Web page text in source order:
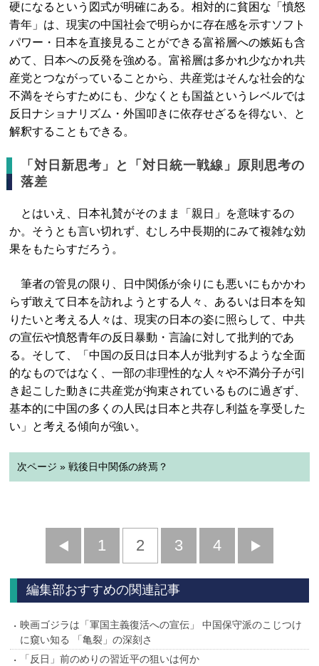
硬になるという図式が明確にある。相対的に貧困な「憤怒
青年」は、現実の中国社会で明らかに存在感を示すソフト
パワー・日本を直接見ることができる富裕層への嫉妬も含
めて、日本への反発を強める。富裕層は多かれ少なかれ共
産党とつながっていることから、共産党はそんな社会的な
不満をそらすためにも、少なくとも国益というレベルでは
反日ナショナリズム・外国叩きに依存せざるを得ない、と
解釈することもできる。
「対日新思考」と「対日統一戦線」原則思考の
落差
とはいえ、日本礼賛がそのまま「親日」を意味するの
か。そうとも言い切れず、むしろ中長期的にみて複雑な効
果をもたらすだろう。
筆者の管見の限り、日中関係が余りにも悪いにもかかわ
らず敢えて日本を訪れようとする人々、あるいは日本を知
りたいと考える人々は、現実の日本の姿に照らして、中共
の宣伝や憤怒青年の反日暴動・言論に対して批判的であ
る。そして、「中国の反日は日本人が批判するような全面
的なものではなく、一部の非理性的な人々や不満分子が引
き起こした動きに共産党が拘束されているものに過ぎず、
基本的に中国の多くの人民は日本と共存し利益を享受した
い」と考える傾向が強い。
次ページ » 戦後日中関係の終焉？
前
へ
1 2 3 4
へ
編集部おすすめの関連記事
映画ゴジラは「軍国主義復活への宣伝」 中国保守派のこじつけ
に窺い知る 「亀裂」の深刻さ
「反日」前のめりの習近平の狙いは何か